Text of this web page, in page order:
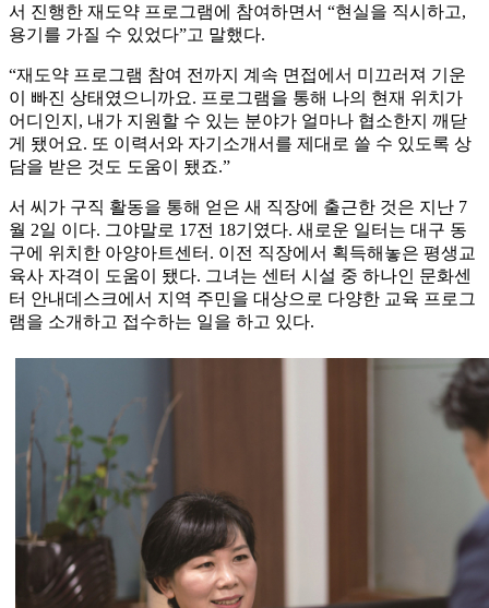
서 진행한 재도약 프로그램에 참여하면서 “현실을 직시하고,
용기를 가질 수 있었다”고 말했다.
“재도약 프로그램 참여 전까지 계속 면접에서 미끄러져 기운
이 빠진 상태였으니까요. 프로그램을 통해 나의 현재 위치가
어디인지, 내가 지원할 수 있는 분야가 얼마나 협소한지 깨닫
게 됐어요. 또 이력서와 자기소개서를 제대로 쓸 수 있도록 상
담을 받은 것도 도움이 됐죠.”
서 씨가 구직 활동을 통해 얻은 새 직장에 출근한 것은 지난 7
월 2일 이다. 그야말로 17전 18기였다. 새로운 일터는 대구 동
구에 위치한 아양아트센터. 이전 직장에서 획득해놓은 평생교
육사 자격이 도움이 됐다. 그녀는 센터 시설 중 하나인 문화센
터 안내데스크에서 지역 주민을 대상으로 다양한 교육 프로그
램을 소개하고 접수하는 일을 하고 있다.